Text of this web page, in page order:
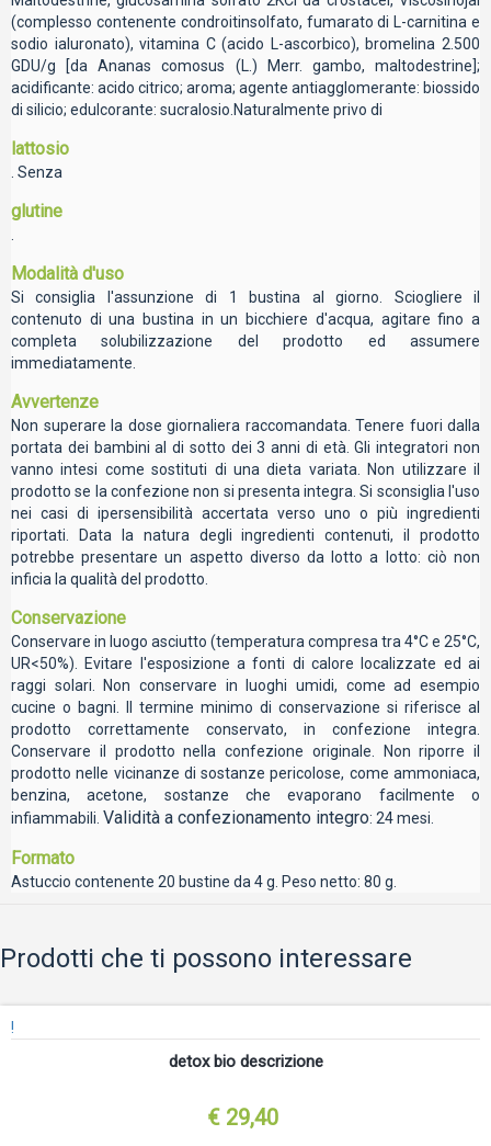
(complesso contenente condroitinsolfato, fumarato di L-carnitina e
sodio ialuronato), vitamina C (acido L-ascorbico), bromelina 2.500
GDU/g [da Ananas comosus (L.) Merr. gambo, maltodestrine];
acidificante: acido citrico; aroma; agente antiagglomerante: biossido
di silicio; edulcorante: sucralosio.Naturalmente privo di
lattosio
. Senza
glutine
.
Modalità d'uso
Si consiglia l'assunzione di 1 bustina al giorno. Sciogliere il
contenuto di una bustina in un bicchiere d'acqua, agitare fino a
completa solubilizzazione del prodotto ed assumere
immediatamente.
Avvertenze
Non superare la dose giornaliera raccomandata. Tenere fuori dalla
portata dei bambini al di sotto dei 3 anni di età. Gli integratori non
vanno intesi come sostituti di una dieta variata. Non utilizzare il
prodotto se la confezione non si presenta integra. Si sconsiglia l'uso
nei casi di ipersensibilità accertata verso uno o più ingredienti
riportati. Data la natura degli ingredienti contenuti, il prodotto
potrebbe presentare un aspetto diverso da lotto a lotto: ciò non
inficia la qualità del prodotto.
Conservazione
Conservare in luogo asciutto (temperatura compresa tra 4°C e 25°C,
UR<50%). Evitare l'esposizione a fonti di calore localizzate ed ai
raggi solari. Non conservare in luoghi umidi, come ad esempio
cucine o bagni. Il termine minimo di conservazione si riferisce al
prodotto correttamente conservato, in confezione integra.
Conservare il prodotto nella confezione originale. Non riporre il
prodotto nelle vicinanze di sostanze pericolose, come ammoniaca,
benzina, acetone, sostanze che evaporano facilmente o
infiammabili. Validità a confezionamento integro: 24 mesi.
Formato
Astuccio contenente 20 bustine da 4 g. Peso netto: 80 g.
Prodotti che ti possono interessare
!
detox bio descrizione
€ 29,40